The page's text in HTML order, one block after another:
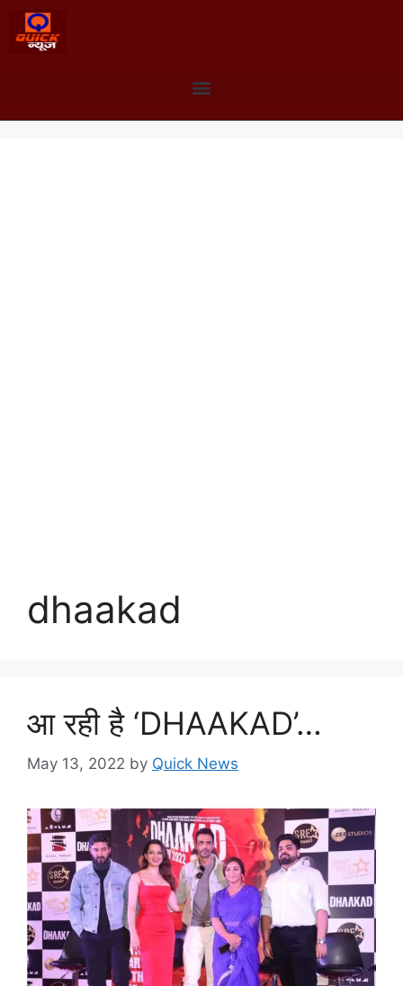
dhaakad
आ रही है ‘DHAAKAD’…
May 13, 2022 by Quick News